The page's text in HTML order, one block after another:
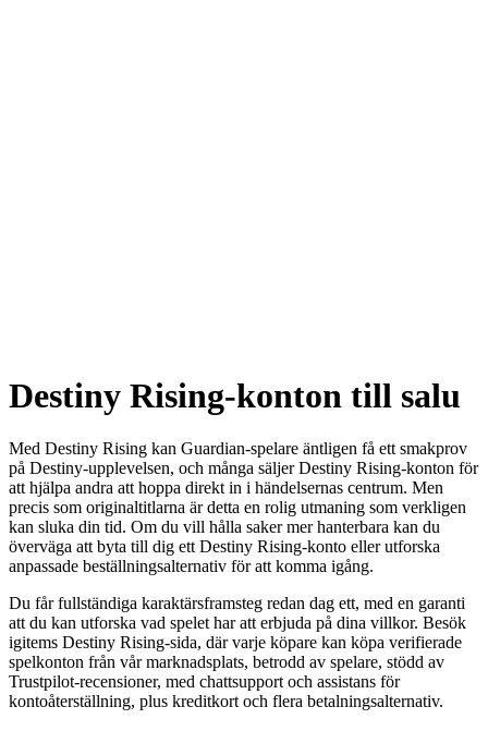
Destiny Rising-konton till salu
Med Destiny Rising kan Guardian-spelare äntligen få ett smakprov
på Destiny-upplevelsen, och många säljer Destiny Rising-konton för
att hjälpa andra att hoppa direkt in i händelsernas centrum. Men
precis som originaltitlarna är detta en rolig utmaning som verkligen
kan sluka din tid. Om du vill hålla saker mer hanterbara kan du
överväga att byta till dig ett Destiny Rising-konto eller utforska
anpassade beställningsalternativ för att komma igång.
Du får fullständiga karaktärsframsteg redan dag ett, med en garanti
att du kan utforska vad spelet har att erbjuda på dina villkor. Besök
igitems Destiny Rising-sida, där varje köpare kan köpa verifierade
spelkonton från vår marknadsplats, betrodd av spelare, stödd av
Trustpilot-recensioner, med chattsupport och assistans för
kontoåterställning, plus kreditkort och flera betalningsalternativ.